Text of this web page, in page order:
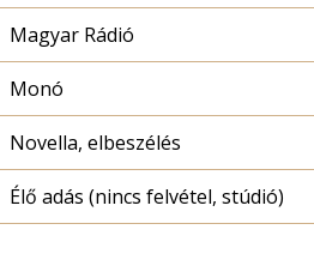
Magyar Rádió
Monó
Novella, elbeszélés
Élő adás (nincs felvétel, stúdió)